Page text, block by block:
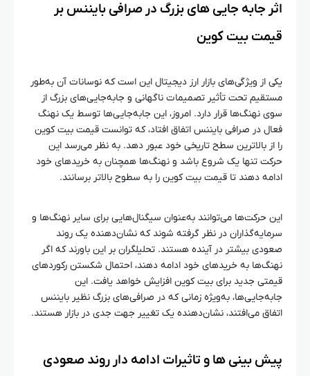
اثر جابه‌ جایی‌ های بزرگ در صرافی بایننس بر
قیمت بیت‌ کوین
یکی از ویژگی‌های بازار ارز دیجیتال این است که نوسانات آن به‌طور
مستقیم تحت تأثیر تصمیمات ناگهانی و جابه‌جایی‌های بزرگ از
سوی نهنگ‌ها قرار دارد. امروز، این جابه‌جایی‌ها توسط یک نهنگ
فعال در صرافی بایننس اتفاق افتاد، که توانست قیمت بیت‌ کوین
را از بالاترین سطح تاریخی خود عبور دهد. به نظر می‌رسد این
حرکت تنها یک شروع باشد و نهنگ‌ها همچنان به خریدهای خود
ادامه دهند تا قیمت بیت‌ کوین را به سطوح بالاتر برسانند.
این حرکت‌ها می‌توانند به‌عنوان سیگنال‌هایی برای سایر نهنگ‌ها و
سرمایه‌گذاران در نظر گرفته شوند که نشان‌دهنده یک روند
صعودی بیشتر در آینده هستند. تحلیلگران بر این باورند که اگر
نهنگ‌ها به خریدهای خود ادامه دهند، احتمال شکستن رکوردهای
قیمتی جدید برای بیت‌ کوین افزایش خواهد یافت. این
جابه‌جایی‌ها، به‌ویژه زمانی که در صرافی‌های بزرگ نظیر بایننس
اتفاق می‌افتند، نشان‌دهنده یک تغییر جهت جدی در بازار هستند.
پیش‌ بینی‌ ها و تاثیرات ادامه‌ دار روند صعودی